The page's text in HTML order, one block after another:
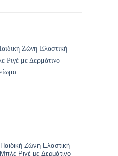
Παιδική Ζώνη Ελαστική
Μπλε Ριγέ με Δερμάτινο